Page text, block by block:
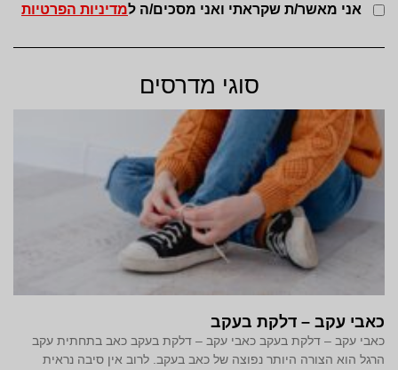
אני מאשר/ת שקראתי ואני מסכים/ה למדיניות הפרטיות
סוגי מדרסים
כאבי עקב – דלקת בעקב
כאבי עקב – דלקת בעקב כאבי עקב – דלקת בעקב כאב בתחתית עקב
הרגל הוא הצורה היותר נפוצה של כאב בעקב. לרוב אין סיבה נראית